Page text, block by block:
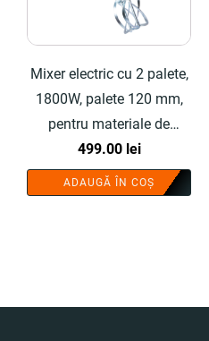
Mixer electric cu 2 palete,
1800W, palete 120 mm,
pentru materiale de
constructii - COBI
SMART®
499.00 lei
ADAUGĂ ÎN COȘ